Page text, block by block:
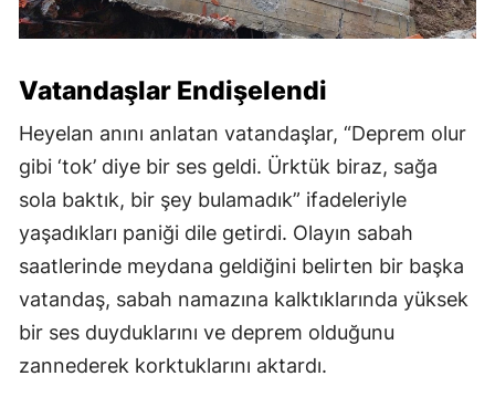
Vatandaşlar Endişelendi
Heyelan anını anlatan vatandaşlar, “Deprem olur
gibi ‘tok’ diye bir ses geldi. Ürktük biraz, sağa
sola baktık, bir şey bulamadık” ifadeleriyle
yaşadıkları paniği dile getirdi. Olayın sabah
saatlerinde meydana geldiğini belirten bir başka
vatandaş, sabah namazına kalktıklarında yüksek
bir ses duyduklarını ve deprem olduğunu
zannederek korktuklarını aktardı.